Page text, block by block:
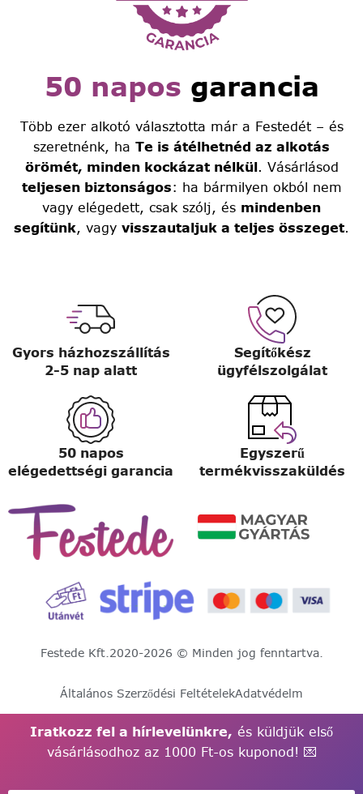
50 napos garancia
Több ezer alkotó választotta már a Festedét – és
szeretnénk, ha Te is átélhetnéd az alkotás
örömét, minden kockázat nélkül. Vásárlásod
teljesen biztonságos: ha bármilyen okból nem
vagy elégedett, csak szólj, és mindenben
segítünk, vagy visszautaljuk a teljes összeget.
Gyors házhozszállítás
2-5 nap alatt
Segítőkész
ügyfélszolgálat
50 napos
elégedettségi garancia
Egyszerű
termékvisszaküldés
Festede Kft.2020-2026 © Minden jog fenntartva.
Általános Szerződési FeltételekAdatvédelm
Iratkozz fel a hírlevelünkre, és küldjük első
vásárlásodhoz az 1000 Ft-os kuponod! 💌